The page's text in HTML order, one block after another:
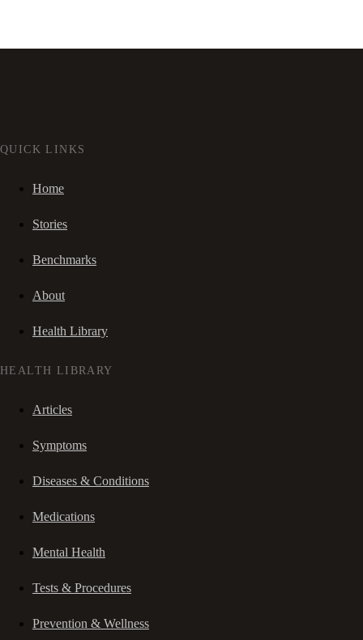
QUICK LINKS
Home
Stories
Benchmarks
About
Health Library
HEALTH LIBRARY
Articles
Symptoms
Diseases & Conditions
Medications
Mental Health
Tests & Procedures
Prevention & Wellness